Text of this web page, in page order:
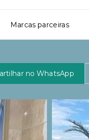
Marcas parceiras
no WhatsApp